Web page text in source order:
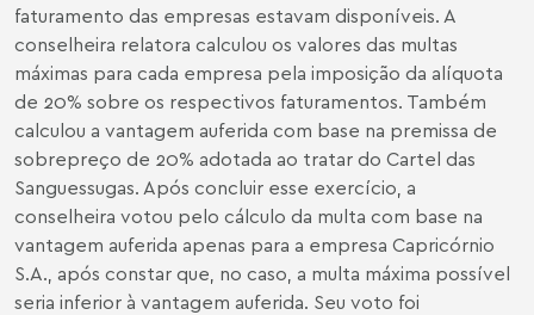
faturamento das empresas estavam disponíveis. A
conselheira relatora calculou os valores das multas
máximas para cada empresa pela imposição da alíquota
de 20% sobre os respectivos faturamentos. Também
calculou a vantagem auferida com base na premissa de
sobrepreço de 20% adotada ao tratar do Cartel das
Sanguessugas. Após concluir esse exercício, a
conselheira votou pelo cálculo da multa com base na
vantagem auferida apenas para a empresa Capricórnio
S.A., após constar que, no caso, a multa máxima possível
seria inferior à vantagem auferida. Seu voto foi